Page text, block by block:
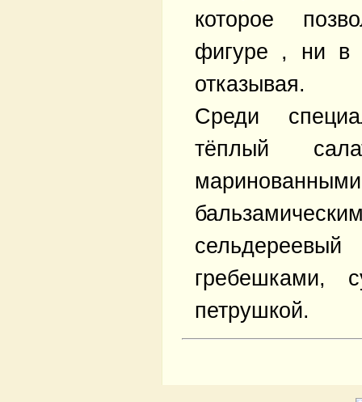
которое
фигуре , ни в
отказывая.
Среди
тёплый
гребешками,
петрушкой.